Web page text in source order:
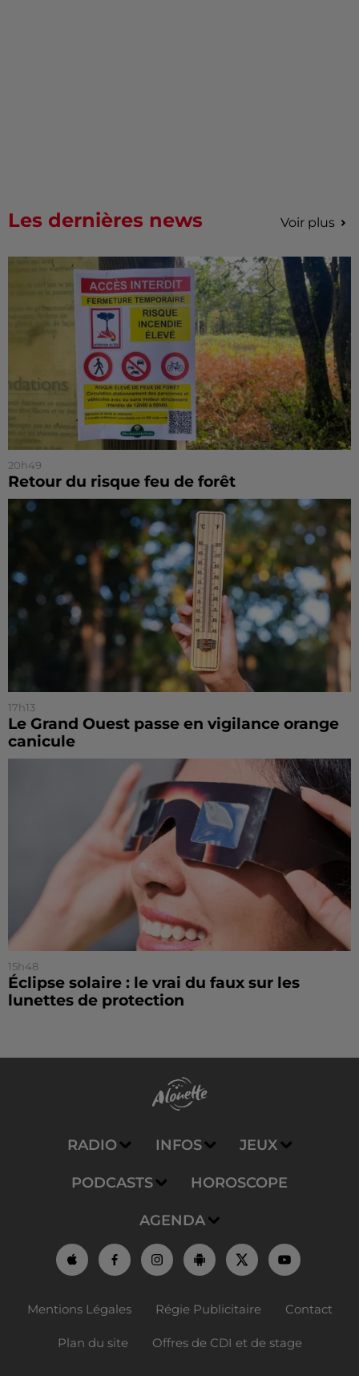
Les dernières news Voir plus
20h49
Retour du risque feu de forêt
17h13
Le Grand Ouest passe en vigilance orange
canicule
15h48
Éclipse solaire : le vrai du faux sur les
lunettes de protection
RADIO INFOS JEUX
PODCASTS HOROSCOPE
AGENDA
Mentions Légales Régie Publicitaire Contact
Plan du site Offres de CDI et de stage